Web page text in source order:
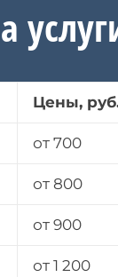
Цены,
от 700
от 800
от 900
от 1 200